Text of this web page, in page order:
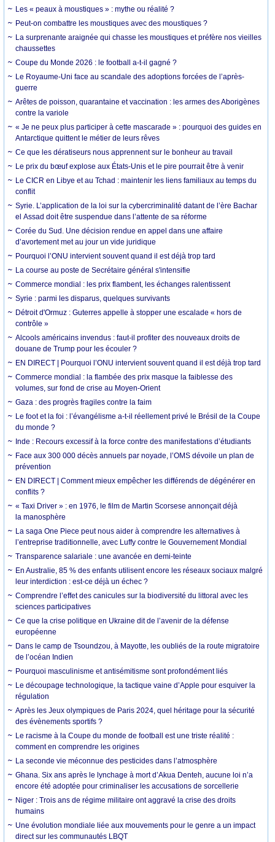
Les « peaux à moustiques » : mythe ou réalité ?
Peut-on combattre les moustiques avec des moustiques ?
La surprenante araignée qui chasse les moustiques et préfère nos vieilles
chaussettes
Coupe du Monde 2026 : le football a-t-il gagné ?
Le Royaume-Uni face au scandale des adoptions forcées de l’après-
guerre
Arêtes de poisson, quarantaine et vaccination : les armes des Aborigènes
contre la variole
« Je ne peux plus participer à cette mascarade » : pourquoi des guides en
Antarctique quittent le métier de leurs rêves
Ce que les dératiseurs nous apprennent sur le bonheur au travail
Le prix du bœuf explose aux États-Unis et le pire pourrait être à venir
Le CICR en Libye et au Tchad : maintenir les liens familiaux au temps du
conflit
Syrie. L’application de la loi sur la cybercriminalité datant de l’ère Bachar
el Assad doit être suspendue dans l’attente de sa réforme
Corée du Sud. Une décision rendue en appel dans une affaire
d’avortement met au jour un vide juridique
Pourquoi l’ONU intervient souvent quand il est déjà trop tard
La course au poste de Secrétaire général s'intensifie
Commerce mondial : les prix flambent, les échanges ralentissent
Syrie : parmi les disparus, quelques survivants
Détroit d'Ormuz : Guterres appelle à stopper une escalade « hors de
contrôle »
Alcools américains invendus : faut-il profiter des nouveaux droits de
douane de Trump pour les écouler ?
EN DIRECT | Pourquoi l’ONU intervient souvent quand il est déjà trop tard
Commerce mondial : la flambée des prix masque la faiblesse des
volumes, sur fond de crise au Moyen-Orient
Gaza : des progrès fragiles contre la faim
Le foot et la foi : l’évangélisme a-t-il réellement privé le Brésil de la Coupe
du monde ?
Inde : Recours excessif à la force contre des manifestations d’étudiants
Face aux 300 000 décès annuels par noyade, l’OMS dévoile un plan de
prévention
EN DIRECT | Comment mieux empêcher les différends de dégénérer en
conflits ?
« Taxi Driver » : en 1976, le film de Martin Scorsese annonçait déjà
la manosphère
La saga One Piece peut nous aider à comprendre les alternatives à
l’entreprise traditionnelle, avec Luffy contre le Gouvernement Mondial
Transparence salariale : une avancée en demi-teinte
En Australie, 85 % des enfants utilisent encore les réseaux sociaux malgré
leur interdiction : est-ce déjà un échec ?
Comprendre l’effet des canicules sur la biodiversité du littoral avec les
sciences participatives
Ce que la crise politique en Ukraine dit de l’avenir de la défense
européenne
Dans le camp de Tsoundzou, à Mayotte, les oubliés de la route migratoire
de l’océan Indien
Pourquoi masculinisme et antisémitisme sont profondément liés
Le découpage technologique, la tactique vaine d’Apple pour esquiver la
régulation
Après les Jeux olympiques de Paris 2024, quel héritage pour la sécurité
des évènements sportifs ?
Le racisme à la Coupe du monde de football est une triste réalité :
comment en comprendre les origines
La seconde vie méconnue des pesticides dans l’atmosphère
Ghana. Six ans après le lynchage à mort d’Akua Denteh, aucune loi n’a
encore été adoptée pour criminaliser les accusations de sorcellerie
Niger : Trois ans de régime militaire ont aggravé la crise des droits
humains
Une évolution mondiale liée aux mouvements pour le genre a un impact
direct sur les communautés LBQT